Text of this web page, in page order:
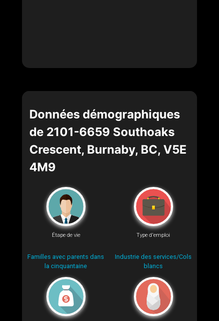
Données démographiques
de 2101-6659 Southoaks
Crescent, Burnaby, BC, V5E
4M9
Étape de vie
Familles avec parents dans
la cinquantaine
Type d'emploi
Industrie des services/Cols
blancs